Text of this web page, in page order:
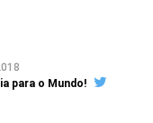
para o Mundo!